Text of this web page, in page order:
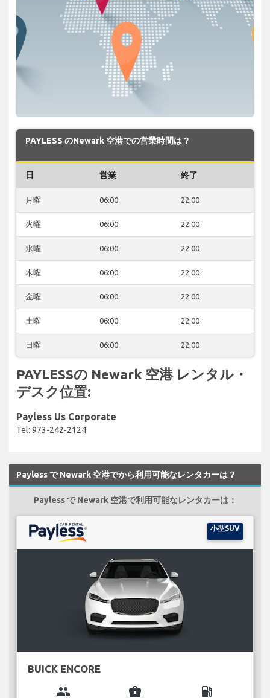
PAYLESS のNewark 空港での営業時間は？
日 営業 終了
月曜 06:00 22:00
火曜 06:00 22:00
水曜 06:00 22:00
木曜 06:00 22:00
金曜 06:00 22:00
土曜 06:00 22:00
日曜 06:00 22:00
PAYLESSの Newark 空港 レンタル・
デスク位置:
Payless Us Corporate
Tel: 973-242-2124
Payless で Newark 空港でから利用可能なレンタカーは？
Payless で Newark 空港で利用可能なレンタカーは：
小型SUV
BUICK ENCORE
group business_center local_gas_station